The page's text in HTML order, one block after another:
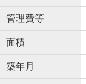
管理費等
面積
築年月